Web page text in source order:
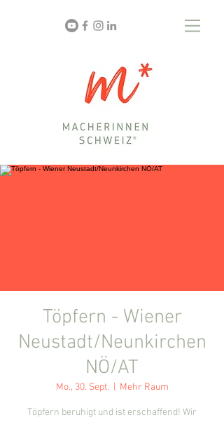
Töpfern - Wiener
Neustadt/Neunkirchen
NÖ/AT
Mo., 30. Sept. Mehr Raum
Töpfern beruhigt und ist erschaffend! Wir